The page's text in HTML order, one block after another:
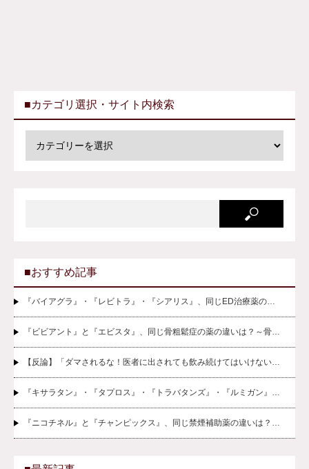
■カテゴリ選択・サイト内検索
■おすすめ記事
『バイアグラ』・『レビトラ』・『シアリス』、同じED治療薬の…
『ビビアント』と『エビスタ』、同じ骨粗鬆症の薬の違いは？～骨…
【反論】「ダマされるな！医者に出されても飲み続けてはいけない…
『キサラタン』・『タプロス』・『トラバタンズ』・『ルミガン』…
『ニコチネル』と『チャンピックス』、同じ禁煙補助薬の違いは？…